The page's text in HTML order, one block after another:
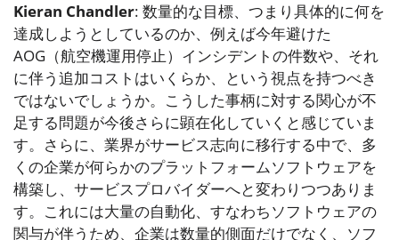
Kieran Chandler: 数量的な目標、つまり具体的に何を
達成しようとしているのか、例えば今年避けた
AOG（航空機運用停止）インシデントの件数や、それ
に伴う追加コストはいくらか、という視点を持つべき
ではないでしょうか。こうした事柄に対する関心が不
足する問題が今後さらに顕在化していくと感じていま
す。さらに、業界がサービス志向に移行する中で、多
くの企業が何らかのプラットフォームソフトウェアを
構築し、サービスプロバイダーへと変わりつつありま
す。これには大量の自動化、すなわちソフトウェアの
関与が伴うため、企業は数量的側面だけでなく、ソフ